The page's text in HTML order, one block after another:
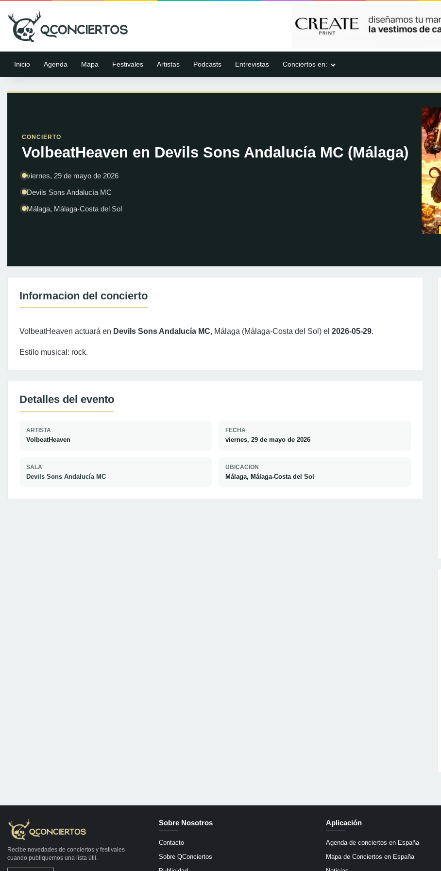
Inicio Agenda Mapa Festivales Artistas Podcasts Entrevistas Conciertos en:
CONCIERTO
VolbeatHeaven en Devils Sons Andalucía MC (Málaga)
viernes, 29 de mayo de 2026
Devils Sons Andalucía MC
Málaga, Málaga-Costa del Sol
Informacion del concierto
VolbeatHeaven actuará en Devils Sons Andalucía MC, Málaga (Málaga-Costa del Sol) el 2026-05-29.
Estilo musical: rock.
Detalles del evento
ARTISTA
VolbeatHeaven
FECHA
viernes, 29 de mayo de 2026
SALA
Devils Sons Andalucía MC
UBICACION
Málaga, Málaga-Costa del Sol
Recibe novedades de conciertos y festivales
cuando publiquemos una lista útil.
Sobre Nosotros
Contacto
Sobre QConciertos
Aplicación
Agenda de conciertos en España
Mapa de Conciertos en España